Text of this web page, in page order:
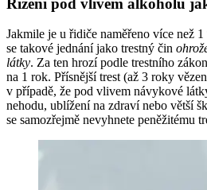
Jakmile je u řidiče naměřeno více než
se takové jednání jako trestný čin
látky. Za ten hrozí podle trestního
na 1 rok. Přísnější trest (až 3 roky
v případě, že pod vlivem návykové
nehodu, ublížení na zdraví nebo větší
se samozřejmě nevyhnete peněžitému